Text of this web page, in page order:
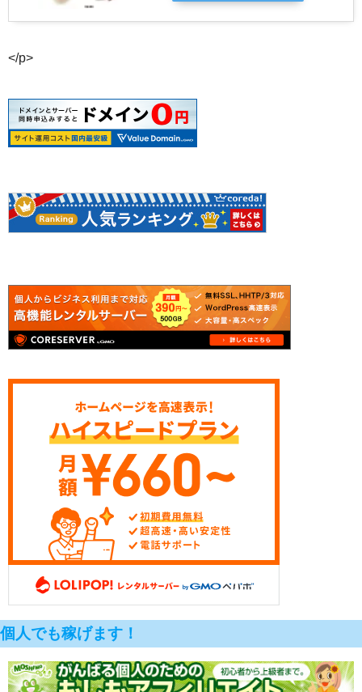
</p>
個人でも稼げます！